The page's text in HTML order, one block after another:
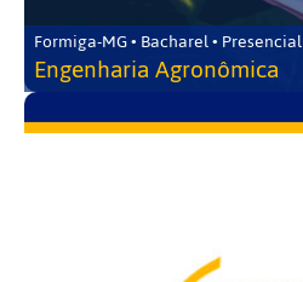
Formiga-MG • Bacharel • Presencial
Engenharia Agronômica